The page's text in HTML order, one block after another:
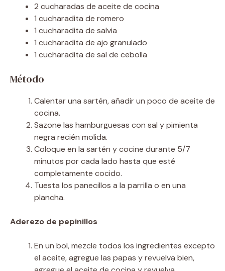
2 cucharadas de aceite de cocina
1 cucharadita de romero
1 cucharadita de salvia
1 cucharadita de ajo granulado
1 cucharadita de sal de cebolla
Método
Calentar una sartén, añadir un poco de aceite de
cocina.
Sazone las hamburguesas con sal y pimienta
negra recién molida.
Coloque en la sartén y cocine durante 5/7
minutos por cada lado hasta que esté
completamente cocido.
Tuesta los panecillos a la parrilla o en una
plancha.
Aderezo de pepinillos
En un bol, mezcle todos los ingredientes excepto
el aceite, agregue las papas y revuelva bien,